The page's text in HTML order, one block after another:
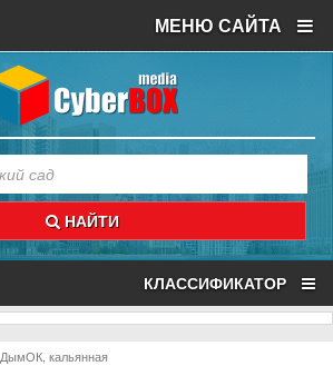
МЕНЮ САЙТА
НАЙТИ
КЛАССИФИКАТОР
ДымОК, кальянная